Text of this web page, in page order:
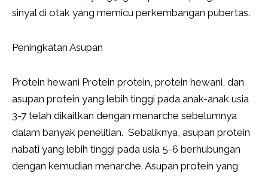
sinyal di otak yang memicu perkembangan pubertas.
Peningkatan Asupan
Protein hewani Protein protein, protein hewani, dan
asupan protein yang lebih tinggi pada anak-anak usia
3-7 telah dikaitkan dengan menarche sebelumnya
dalam banyak penelitian. Sebaliknya, asupan protein
nabati yang lebih tinggi pada usia 5-6 berhubungan
dengan kemudian menarche. Asupan protein yang